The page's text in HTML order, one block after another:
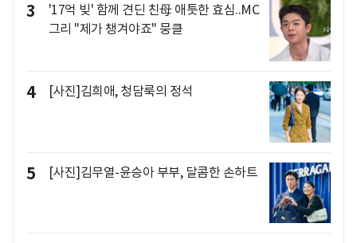
3
'17억 빚' 함께 견딘 친母 애틋한 효심..MC
그리 "제가 챙겨야죠" 뭉클
4 [사진]김희애, 청담룩의 정석
5 [사진]김무열-윤승아 부부, 달콤한 손하트